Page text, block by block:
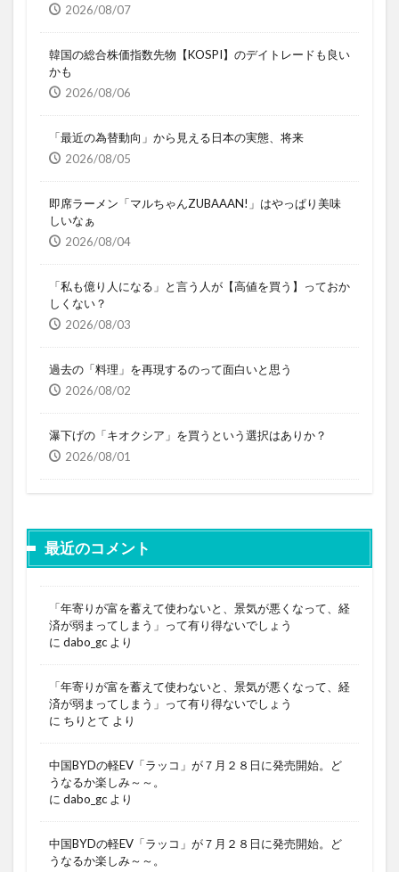
2026/08/07
韓国の総合株価指数先物【KOSPI】のデイトレードも良い
かも
2026/08/06
「最近の為替動向」から見える日本の実態、将来
2026/08/05
即席ラーメン「マルちゃんZUBAAAN!」はやっぱり美味
しいなぁ
2026/08/04
「私も億り人になる」と言う人が【高値を買う】っておか
しくない？
2026/08/03
過去の「料理」を再現するのって面白いと思う
2026/08/02
瀑下げの「キオクシア」を買うという選択はありか？
2026/08/01
最近のコメント
「年寄りが富を蓄えて使わないと、景気が悪くなって、経
済が弱まってしまう」って有り得ないでしょう
に dabo_gc より
「年寄りが富を蓄えて使わないと、景気が悪くなって、経
済が弱まってしまう」って有り得ないでしょう
に ちりとて より
中国BYDの軽EV「ラッコ」が７月２８日に発売開始。ど
うなるか楽しみ～～。
に dabo_gc より
中国BYDの軽EV「ラッコ」が７月２８日に発売開始。ど
うなるか楽しみ～～。